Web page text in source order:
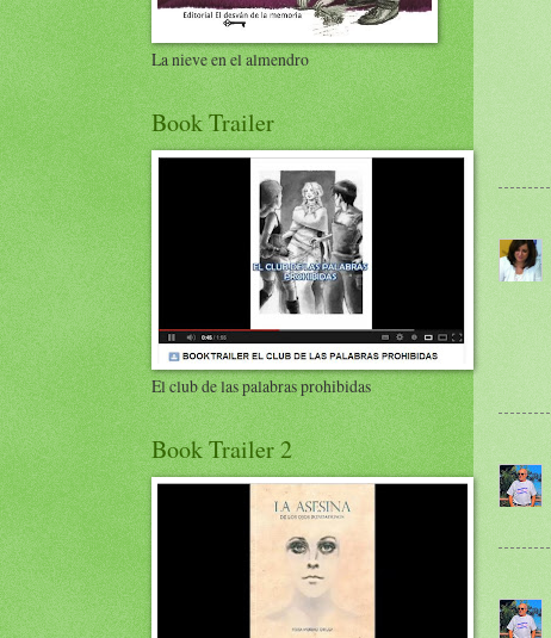
La nieve en el almendro
Book Trailer
El club de las palabras prohibidas
Book Trailer 2